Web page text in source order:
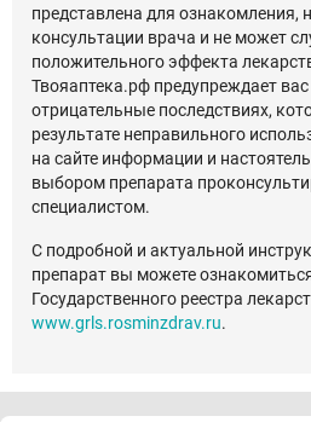
представлена для ознакомления,
консультации врача и не может
положительного эффекта
Твояаптека.рф предупреждает
отрицательные последствиях,
результате неправильного
на сайте информации и
выбором препарата
специалистом.
С подробной и актуальной
препарат вы можете
Государственного реестра
www.grls.rosminzdrav.ru.